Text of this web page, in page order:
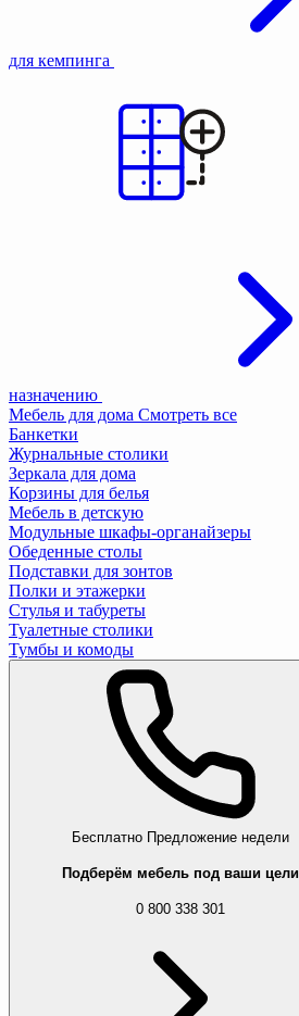
для кемпинга
назначению
Мебель для дома Смотреть все
Банкетки
Журнальные столики
Зеркала для дома
Корзины для белья
Мебель в детскую
Модульные шкафы-органайзеры
Обеденные столы
Подставки для зонтов
Полки и этажерки
Стулья и табуреты
Туалетные столики
Тумбы и комоды
Бесплатно Предложение недели
Подберём мебель под ваши цели
0 800 338 301